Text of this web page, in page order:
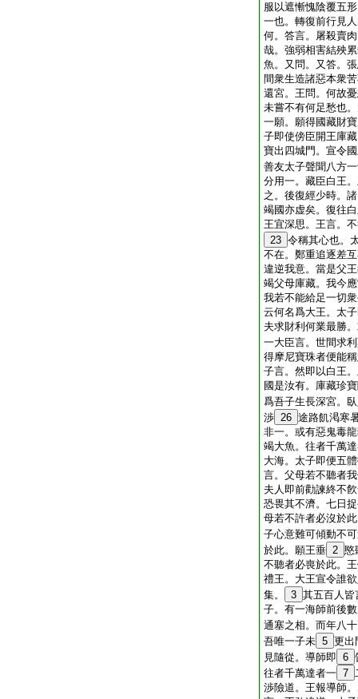
服以遮慚愧陰覆五
一也。轉復前行見
何。答言。屠殺賣
哉。強弱相害結殃
魚。又問。又答。
間衆生造諸惡本衆
還宮。王問。何故
未嘗不有何足愁也
一願。願得國藏財
子即使傍臣開王庫
寶出四城門。宣令
善友太子聲聞八方
分用一。藏臣白王
之。後復經少時。
竭國亦虚矣。復往
王宜深思。王言。
23 令稱其心也。
不在。鄭重追逐差
違逆我意。當是父
竭父母庫藏。我今
我若不能給足一切
云何名爲大王。太
夫求財利何業最勝
一大臣言。世間求
得摩尼寶珠者便能
子言。然即以白王
國是汝有。庫藏珍
爲吾子生長深宮。
渉 26 途路飢渇寒
非一。或有惡鬼毒
竭大魚。往者千萬
大海。太子即便五
言。父母若不聽者
夫人即前勸諫終不
恐畏其不濟。七日
母若不許者必沒於
子心意難可傾動不
於此。願王垂 2 愍
不聽者必喪於此。
禮王。大王宣令誰
集。
3 其五百人皆
子。有一海師前後
通塞之相。而年八
吾唯一子未 5 更出
見隨從。導師即 6
往者千萬達者一 7
渉險道。王報導師